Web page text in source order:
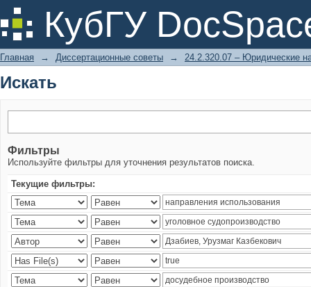
КубГУ
Искать
Главная → Диссертационные советы → 24.2.320.07 – Юридические
Искать
Фильтры
Используйте фильтры для уточнения результатов поиска.
Текущие фильтры: